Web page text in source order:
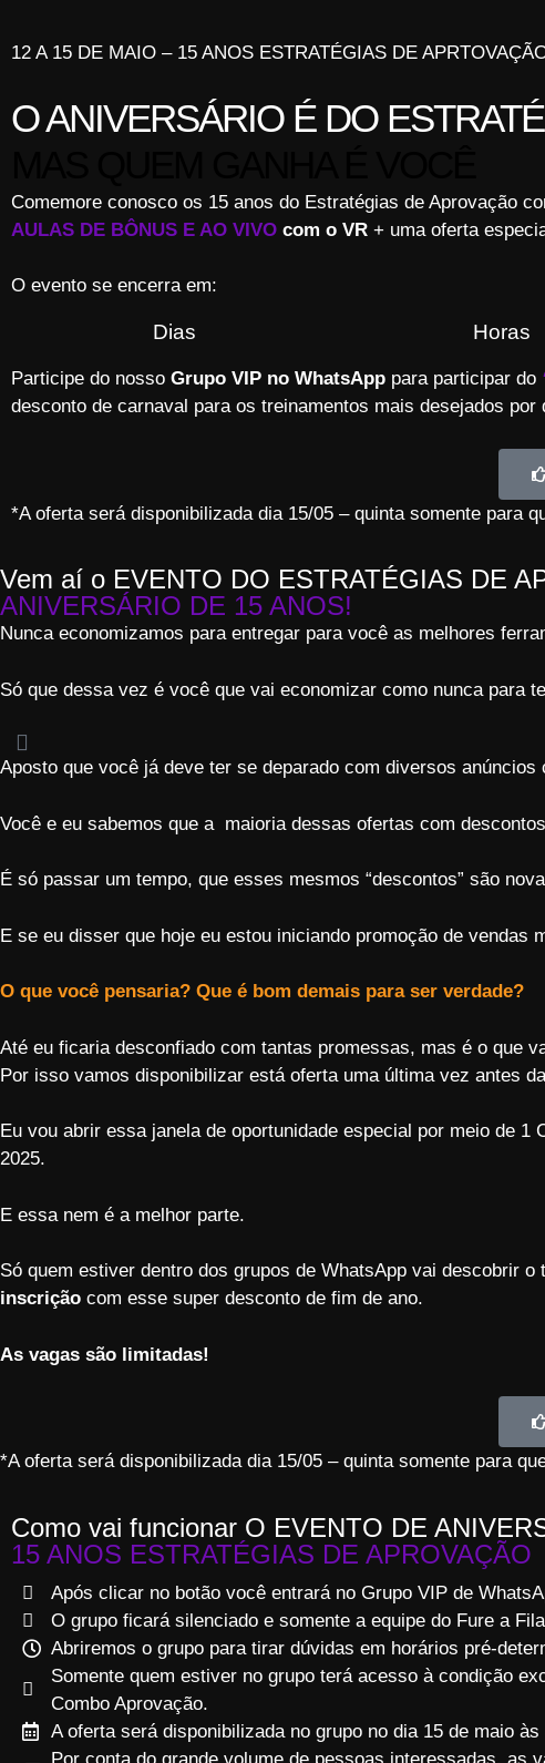
12 A 15 DE MAIO – 15 ANOS ESTRATÉGIAS DE
O ANIVERSÁRIO É DO
Comemore conosco os 15 anos do Estratégias de Aprovação
AULAS DE BÔNUS E AO VIVO com o VR + uma oferta
O evento se encerra em:
Dias Horas
Participe do nosso Grupo VIP no WhatsApp para participar do
desconto de carnaval para os treinamentos mais desejados por
*A oferta será disponibilizada dia 15/05 – quinta somente para
Vem aí o EVENTO DO ESTRATÉGIAS DE
ANIVERSÁRIO DE 15 ANOS!
Nunca economizamos para entregar para você as melhores
Só que dessa vez é você que vai economizar como nunca para
Aposto que você já deve ter se deparado com diversos
Você e eu sabemos que a maioria dessas ofertas com
É só passar um tempo, que esses mesmos “descontos” são
E se eu disser que hoje eu estou iniciando promoção de vendas
O que você pensaria? Que é bom demais para ser verdade?
Até eu ficaria desconfiado com tantas promessas, mas é o que
Por isso vamos disponibilizar está oferta uma última vez antes
Eu vou abrir essa janela de oportunidade especial por meio de
2025.
E essa nem é a melhor parte.
Só quem estiver dentro dos grupos de WhatsApp vai descobrir
inscrição com esse super desconto de fim de ano.
As vagas são limitadas!
*A oferta será disponibilizada dia 15/05 – quinta somente para
Como vai funcionar O EVENTO DE
15 ANOS ESTRATÉGIAS DE APROVAÇÃO
Após clicar no botão você entrará no Grupo VIP de
O grupo ficará silenciado e somente a equipe do Fure a
Abriremos o grupo para tirar dúvidas em horários pré-
Somente quem estiver no grupo terá acesso à condição
Combo Aprovação.
A oferta será disponibilizada no grupo no dia 15 de maio às
Por conta do grande volume de pessoas interessadas, as